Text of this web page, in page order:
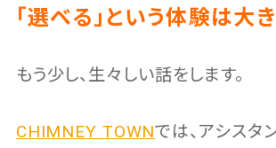
「選べる」という体験は大
もう少し、生々しい話をします。
CHIMNEY TOWNでは、アシスタ